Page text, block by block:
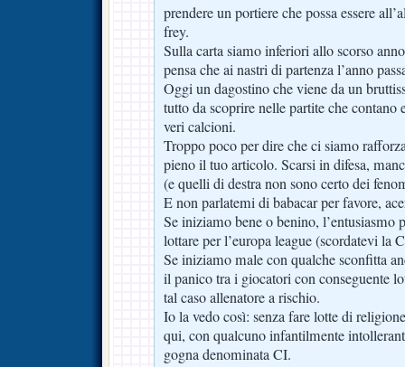
prendere un portiere che possa essere
frey.
Sulla carta siamo inferiori allo scorso
pensa che ai nastri di partenza l’anno
Oggi un dagostino che viene da un
tutto da scoprire nelle partite che contano
veri calcioni.
Troppo poco per dire che ci siamo
pieno il tuo articolo. Scarsi in difesa,
(e quelli di destra non sono certo dei
E non parlatemi di babacar per favore,
Se iniziamo bene o benino, l’entusiasmo
lottare per l’europa league (scordatevi la
Se iniziamo male con qualche sconfitta
il panico tra i giocatori con conseguente
tal caso allenatore a rischio.
Io la vedo così: senza fare lotte di
qui, con qualcuno infantilmente
gogna denominata CI.